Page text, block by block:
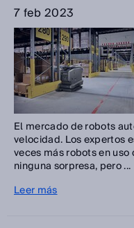
7 feb 2023
El mercado de robots
velocidad. Los expertos
veces más robots en uso
ninguna sorpresa, pero ...
Leer más